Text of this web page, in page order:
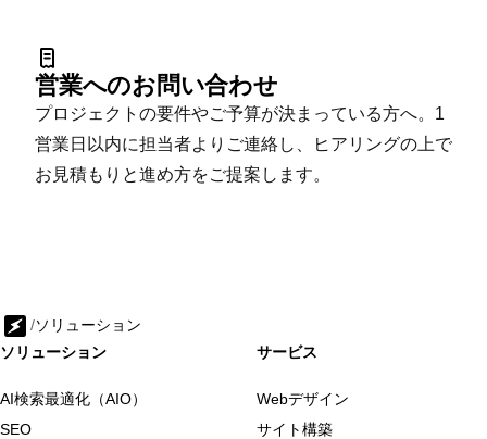
営業へのお問い合わせ
プロジェクトの要件やご予算が決まっている方へ。1
営業日以内に担当者よりご連絡し、ヒアリングの上で
お見積もりと進め方をご提案します。
/ソリューション
ソリューション
AI検索最適化（AIO）
SEO
サービス
Webデザイン
サイト構築